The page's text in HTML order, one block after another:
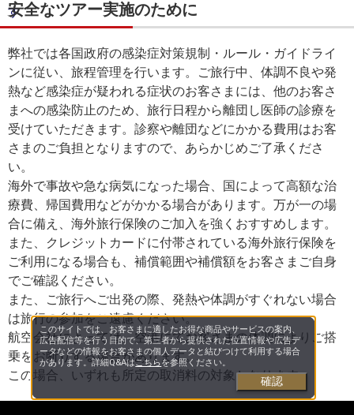
安全なツアー実施のために
弊社では各国政府の感染症対策規制・ルール・ガイドライ
ンに従い、旅程管理を行います。ご旅行中、体調不良や発
熱など感染症が疑われる症状のお客さまには、他のお客さ
まへの感染防止のため、旅行日程から離団し医師の診療を
受けていただきます。診察や離団などにかかる費用はお客
さまのご負担となりますので、あらかじめご了承くださ
い。
海外で事故や急な病気になった場合、国によって高額な治
療費、帰国費用などがかかる場合があります。万が一の場
合に備え、海外旅行保険のご加入を強くおすすめします。
また、クレジットカードに付帯されている海外旅行保険を
ご利用になる場合も、補償範囲や補償額をお客さまご自身
でご確認ください。
また、ご旅行へご出発の際、発熱や体調がすぐれない場合
は旅行の参加をご遠慮ください。
航空会社によっては、空港にてお客さまの体調によりご搭
乗をお断りする場合があります。
この場合、いずれも所定の取消料の対象となります。
このサイトでは、お客さまに適したお得な商品やサービスの案内、
広告配信等を行う目的で、第三者から提供された位置情報や広告デ
ータなどの情報をお客さまの個人データと結びつけて利用する場合
があります。詳細Q&Aはこちらを参照ください。
確認